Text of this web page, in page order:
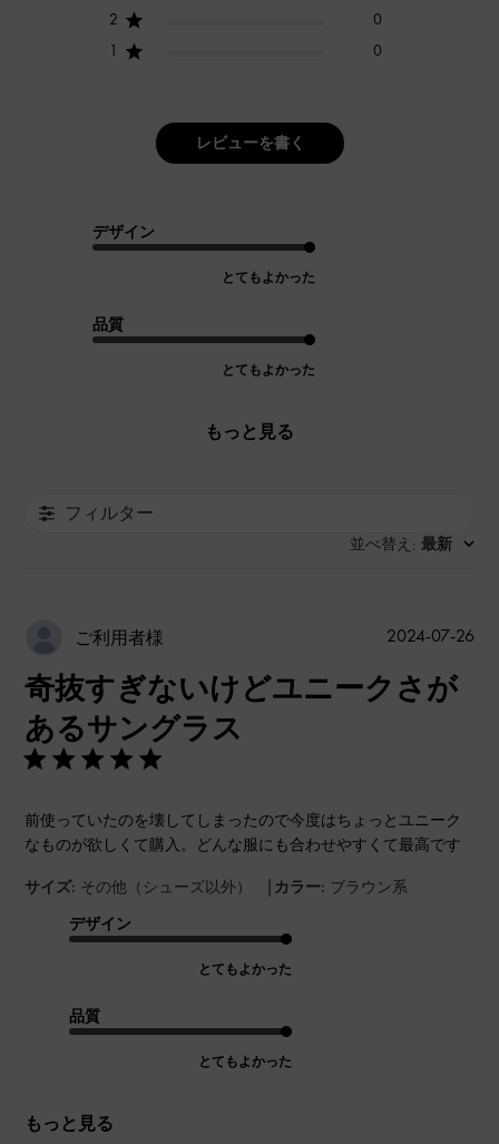
2
0
1
0
レビューを書く
デザイン
とてもよかった
品質
とてもよかった
もっと見る
フィルター
並べ替え : 最新
ご利用者様
奇抜すぎないけどユニークさが
あるサングラス
前使っていたのを壊してしまったので今度はちょっとユニーク
なものが欲しくて購入。どんな服にも合わせやすくて最高です
サイズ: その他（シューズ以外） | カラー: ブラウン系
デザイン
とてもよかった
品質
とてもよかった
もっと見る
公
2024-07-26